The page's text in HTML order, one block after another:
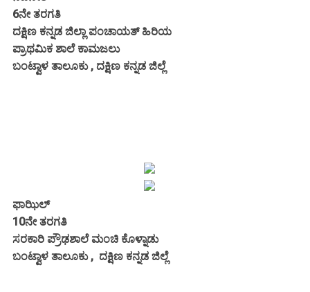
6ನೇ ತರಗತಿ
ದಕ್ಷಿಣ ಕನ್ನಡ ಜಿಲ್ಲಾ ಪಂಚಾಯತ್ ಹಿರಿಯ
ಪ್ರಾಥಮಿಕ ಶಾಲೆ ಕಾಮಜಲು
ಬಂಟ್ವಾಳ ತಾಲೂಕು , ದಕ್ಷಿಣ ಕನ್ನಡ ಜಿಲ್ಲೆ
ಫಾಝಿಲ್
10ನೇ ತರಗತಿ
ಸರಕಾರಿ ಪ್ರೌಢಶಾಲೆ ಮಂಚಿ ಕೊಳ್ನಾಡು
ಬಂಟ್ವಾಳ ತಾಲೂಕು , ದಕ್ಷಿಣ ಕನ್ನಡ ಜಿಲ್ಲೆ